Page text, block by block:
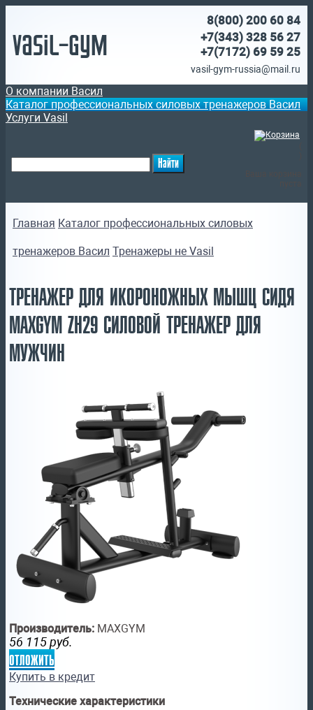
Vasil-Gym
8(800) 200 60 84
+7(343) 328 56 27
+7(7172) 69 59 25
vasil-gym-russia@mail.ru
О компании Васил
Каталог профессиональных силовых тренажеров Васил
Услуги Vasil
Главная Каталог профессиональных силовых
тренажеров Васил Тренажеры не Vasil
ТРЕНАЖЕР ДЛЯ ИКОРОНОЖНЫХ МЫШЦ СИДЯ
MAXGYM ZH29 СИЛОВОЙ ТРЕНАЖЕР ДЛЯ
МУЖЧИН
Производитель: MAXGYM
56 115 руб.
отложить
Купить в кредит
Технические характеристики